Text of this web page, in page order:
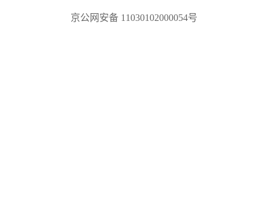
京公网安备 11030102000054号